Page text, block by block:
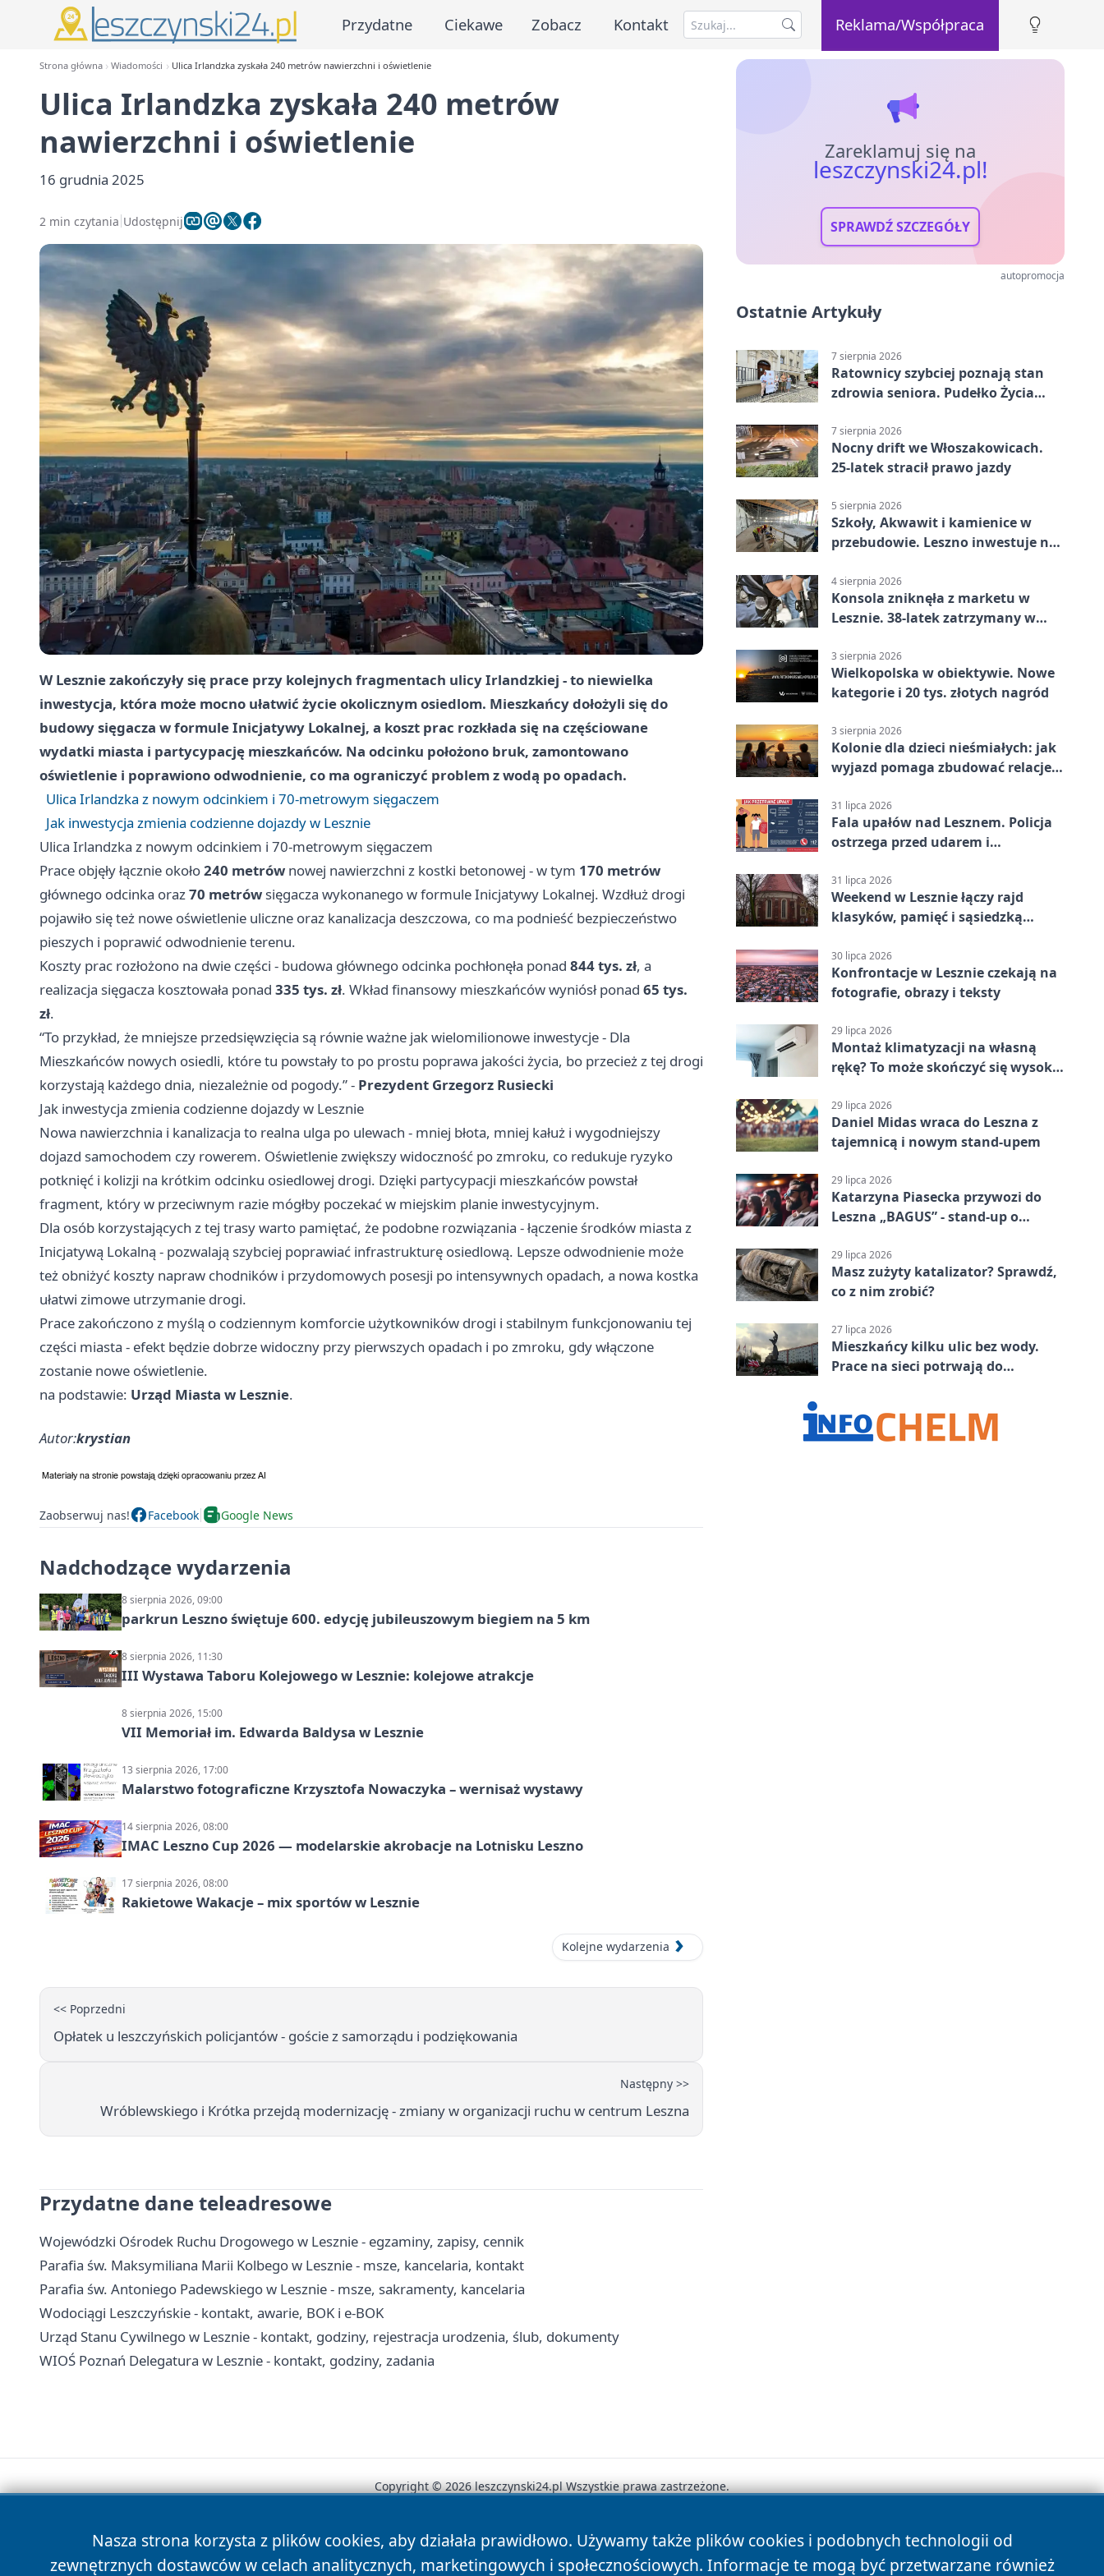
Przydatne Ciekawe Zobacz Kontakt Reklama/Współpraca
Strona główna Wiadomości Ulica Irlandzka zyskała 240 metrów nawierzchni i oświetlenie
Ulica Irlandzka zyskała 240 metrów
nawierzchni i oświetlenie
16 grudnia 2025
2 min czytania Udostępnij
W Lesznie zakończyły się prace przy kolejnych fragmentach ulicy Irlandzkiej - to niewielka
inwestycja, która może mocno ułatwić życie okolicznym osiedlom. Mieszkańcy dołożyli się do
budowy sięgacza w formule Inicjatywy Lokalnej, a koszt prac rozkłada się na częściowane
wydatki miasta i partycypację mieszkańców. Na odcinku położono bruk, zamontowano
oświetlenie i poprawiono odwodnienie, co ma ograniczyć problem z wodą po opadach.
Ulica Irlandzka z nowym odcinkiem i 70-metrowym sięgaczem
Jak inwestycja zmienia codzienne dojazdy w Lesznie
Ulica Irlandzka z nowym odcinkiem i 70-metrowym sięgaczem
Prace objęły łącznie około240 metrów nowej nawierzchni z kostki betonowej - w tym 170 metrów
głównego odcinka oraz70 metrów sięgacza wykonanego w formule Inicjatywy Lokalnej. Wzdłuż drogi
pojawiło się też nowe oświetlenie uliczne oraz kanalizacja deszczowa, co ma podnieść bezpieczeństwo
pieszych i poprawić odwodnienie terenu.
Koszty prac rozłożono na dwie części - budowa głównego odcinka pochłonęła ponad 844 tys. zł, a
realizacja sięgacza kosztowała ponad 335 tys. zł. Wkład finansowy mieszkańców wyniósł ponad 65 tys.
zł.
“To przykład, że mniejsze przedsięwzięcia są równie ważne jak wielomilionowe inwestycje - Dla
Mieszkańców nowych osiedli, które tu powstały to po prostu poprawa jakości życia, bo przecież z tej drogi
korzystają każdego dnia, niezależnie od pogody.” - Prezydent Grzegorz Rusiecki
Jak inwestycja zmienia codzienne dojazdy w Lesznie
Nowa nawierzchnia i kanalizacja to realna ulga po ulewach - mniej błota, mniej kałuż i wygodniejszy
dojazd samochodem czy rowerem. Oświetlenie zwiększy widoczność po zmroku, co redukuje ryzyko
potknięć i kolizji na krótkim odcinku osiedlowej drogi. Dzięki partycypacji mieszkańców powstał
fragment, który w przeciwnym razie mógłby poczekać w miejskim planie inwestycyjnym.
Dla osób korzystających z tej trasy warto pamiętać, że podobne rozwiązania - łączenie środków miasta z
Inicjatywą Lokalną - pozwalają szybciej poprawiać infrastrukturę osiedlową. Lepsze odwodnienie może
też obniżyć koszty napraw chodników i przydomowych posesji po intensywnych opadach, a nowa kostka
ułatwi zimowe utrzymanie drogi.
Prace zakończono z myślą o codziennym komforcie użytkowników drogi i stabilnym funkcjonowaniu tej
części miasta - efekt będzie dobrze widoczny przy pierwszych opadach i po zmroku, gdy włączone
zostanie nowe oświetlenie.
na podstawie: Urząd Miasta w Lesznie.
Autor:krystian
Zaobserwuj nas! Facebook Google News
Nadchodzące wydarzenia
8 sierpnia 2026, 09:00
parkrun Leszno świętuje 600. edycję jubileuszowym biegiem na 5 km
8 sierpnia 2026, 11:30
III Wystawa Taboru Kolejowego w Lesznie: kolejowe atrakcje
8 sierpnia 2026, 15:00
VII Memoriał im. Edwarda Baldysa w Lesznie
13 sierpnia 2026, 17:00
Malarstwo fotograficzne Krzysztofa Nowaczyka – wernisaż wystawy
14 sierpnia 2026, 08:00
IMAC Leszno Cup 2026 — modelarskie akrobacje na Lotnisku Leszno
17 sierpnia 2026, 08:00
Rakietowe Wakacje – mix sportów w Lesznie
Kolejne wydarzenia
<< Poprzedni
Opłatek u leszczyńskich policjantów - goście z samorządu i podziękowania
Następny >>
Wróblewskiego i Krótka przejdą modernizację - zmiany w organizacji ruchu w centrum Leszna
Przydatne dane teleadresowe
Wojewódzki Ośrodek Ruchu Drogowego w Lesznie - egzaminy, zapisy, cennik
Parafia św. Maksymiliana Marii Kolbego w Lesznie - msze, kancelaria, kontakt
Parafia św. Antoniego Padewskiego w Lesznie - msze, sakramenty, kancelaria
Wodociągi Leszczyńskie - kontakt, awarie, BOK i e-BOK
Urząd Stanu Cywilnego w Lesznie - kontakt, godziny, rejestracja urodzenia, ślub, dokumenty
WIOŚ Poznań Delegatura w Lesznie - kontakt, godziny, zadania
Zareklamuj się na
leszczynski24.pl!
SPRAWDŹ SZCZEGÓŁY
autopromocja
Ostatnie Artykuły
7 sierpnia 2026
Ratownicy szybciej poznają stan
zdrowia seniora. Pudełko Życia
7 sierpnia 2026
Nocny drift we Włoszakowicach.
25-latek stracił prawo jazdy
5 sierpnia 2026
Szkoły, Akwawit i kamienice w
przebudowie. Leszno inwestuje na
4 sierpnia 2026
Konsola zniknęła z marketu w
Lesznie. 38-latek zatrzymany w
3 sierpnia 2026
Wielkopolska w obiektywie. Nowe
kategorie i 20 tys. złotych nagród
3 sierpnia 2026
Kolonie dla dzieci nieśmiałych: jak
wyjazd pomaga zbudować relacje z
31 lipca 2026
Fala upałów nad Lesznem. Policja
ostrzega przed udarem i
31 lipca 2026
Weekend w Lesznie łączy rajd
klasyków, pamięć i sąsiedzką
30 lipca 2026
Konfrontacje w Lesznie czekają na
fotografie, obrazy i teksty
29 lipca 2026
Montaż klimatyzacji na własną
rękę? To może skończyć się wysoką
29 lipca 2026
Daniel Midas wraca do Leszna z
tajemnicą i nowym stand-upem
29 lipca 2026
Katarzyna Piasecka przywozi do
Leszna „BAGUS” - stand-up o
29 lipca 2026
Masz zużyty katalizator? Sprawdź,
co z nim zrobić?
27 lipca 2026
Mieszkańcy kilku ulic bez wody.
Prace na sieci potrwają do
Nasza strona korzysta z plików cookies, aby działała prawidłowo. Używamy także plików cookies i podobnych technologii od
zewnętrznych dostawców w celach analitycznych, marketingowych i społecznościowych. Informacje te mogą być przetwarzane również
Copyright © 2026 leszczynski24.pl Wszystkie prawa zastrzeżone.
News Autorzy Polityka Prywatności Polityka Cookies